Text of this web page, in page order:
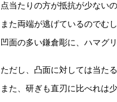
点当たりの方が抵抗が少ない
また両端が逃げているのでむ
凹面の多い鎌倉彫に、ハマグ
ただし、凸面に対しては当た
また、研ぎも直刃に比べれは